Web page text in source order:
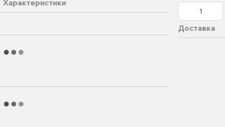
Характеристики
Доставка